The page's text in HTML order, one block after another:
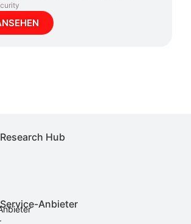
Hub
Anbieter